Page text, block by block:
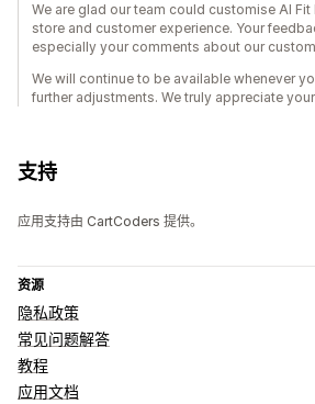
We are glad our team could customise AI
store and customer experience. Your
especially your comments about our
We will continue to be available whenever
further adjustments. We truly appreciate
支持
应用支持由 CartCoders 提供。
资源
隐私政策
常见问题解答
教程
应用文档